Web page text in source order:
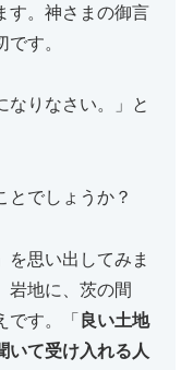
す。神さまの御言
す。
なりなさい。」と
とでしょうか？
思い出してみま
岩地に、茨の間
です。「 良い土地
いて受け入れる人